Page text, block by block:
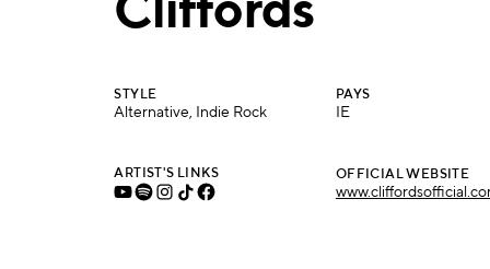
Cliffords
STYLE
Alternative, Indie Rock
PAYS
IE
ARTIST'S LINKS OFFICIAL WEBSITE